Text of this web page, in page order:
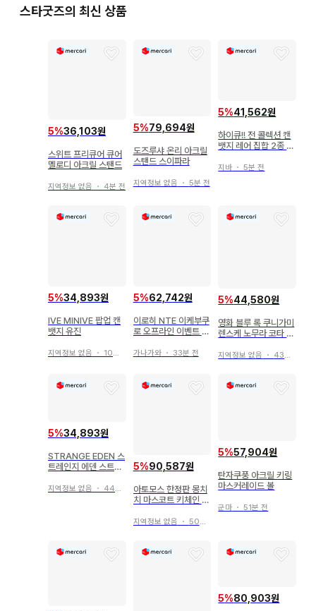
스타굿즈의 최신 상품
5%36,103원
스위트 프리큐어 큐어
멜로디 아크릴 스탠드
지역정보 없음 ・ 4분 전
5%79,694원
도즈루샤 온리 아크릴
스탠드 스이파라
지역정보 없음 ・ 5분 전
5%41,562원
하이큐!! 전 콜렉션 캔
뱃지 레어 집합 2종 세
지바 ・5분 전
5%34,893원
IVE MINIVE 팝업 캔
뱃지 유진
지역정보 없음 ・ 10분 전
5%62,742원
이로히 NTE 이케부쿠
로 오프라인 이벤트 부
카드
가나가와・ 33분 전
5%44,580원
영화 블루 록 쿠니가미
렌스케 노무라 코타 아
지역정보 없음 ・ 43분 전
5%34,893원
STRANGE EDEN 스
트레인지 에덴 스트에
지역정보 없음 ・ 44분 전
5%90,587원
아토모스 한정판 몽치
치 마스코트 키체인 블
지역정보 없음 ・ 50분 전
5%57,904원
탄자쿠풍 아크릴 키링
마스커레이드 볼
군마 ・51분 전
5%80,903원